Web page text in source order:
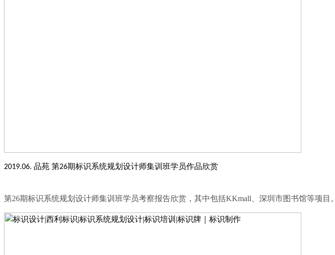
2019.06. 品苑 第26期标识系统规划设计师集训班学员作品欣赏
第26期标识系统规划设计师集训班学员考察报告欣赏，其中包括KKmall、深圳市图书馆等项目。